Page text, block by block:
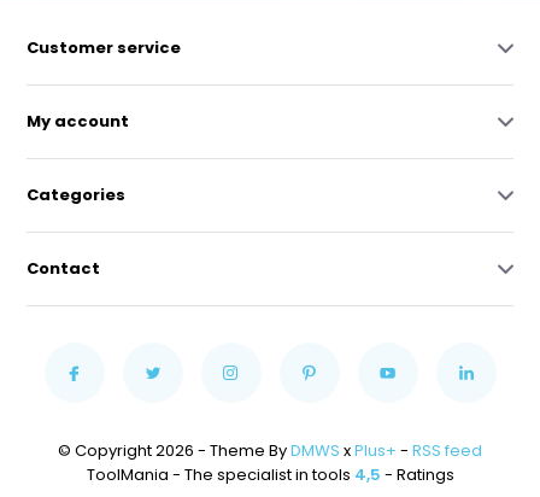
Customer service
My account
Categories
Contact
© Copyright 2026 - Theme ByDMWS xPlus+ - RSS feed
ToolMania - The specialist in tools 4,5 - Ratings